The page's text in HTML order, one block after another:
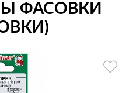
ФАСОВКИ